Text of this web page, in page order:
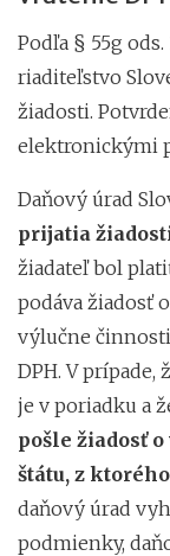
Podľa § 55g
riaditeľstvo
žiadosti.
elektronickými
Daňový úrad
prijatia
žiadateľ bol
podáva žiadosť
výlučne
DPH. V
je v poriadku a
pošle žiadosť
štátu, z
daňový úrad
podmienky,